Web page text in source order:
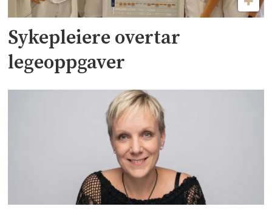
Sykepleiere overtar
legeoppgaver